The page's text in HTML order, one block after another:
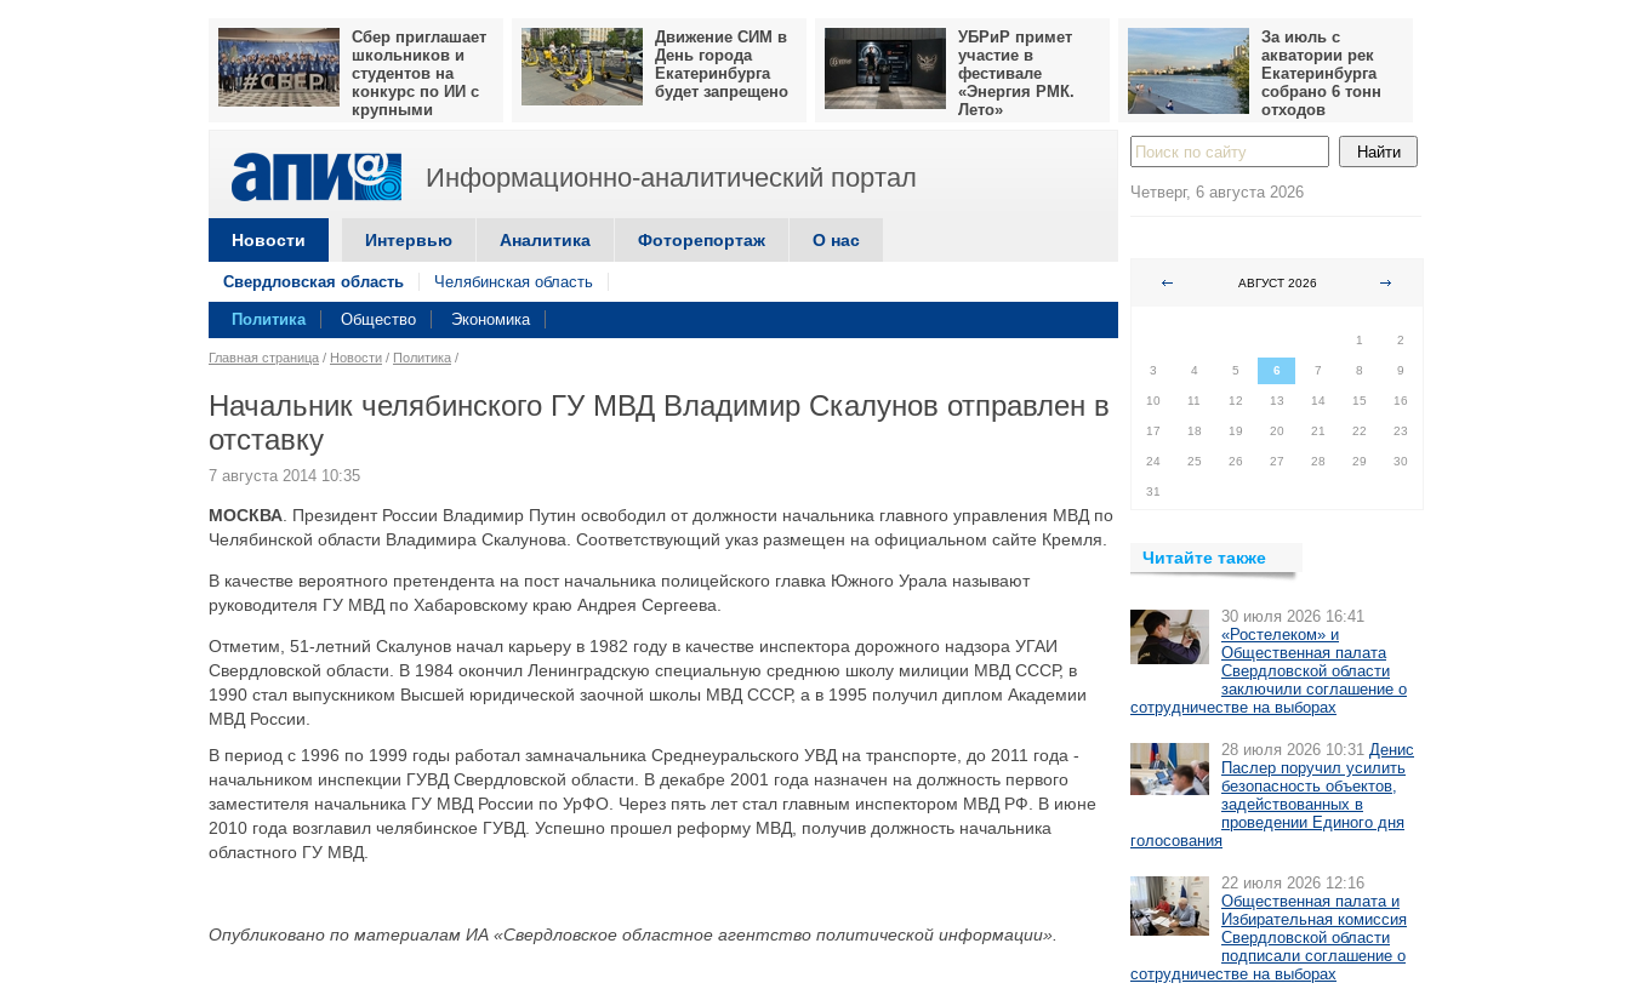
Сбер приглашает
школьников и
студентов на
конкурс по ИИ с
крупными
Движение СИМ в
День города
Екатеринбурга
будет запрещено
УБРиР примет
участие в
фестивале
«Энергия РМК.
Лето»
За июль с
акватории рек
Екатеринбурга
собрано 6 тонн
отходов
Информационно-аналитический портал
Новости Интервью Аналитика Фоторепортаж О нас
Свердловская область Челябинская область
Политика Общество Экономика
Главная страница / Новости / Политика /
Начальник челябинского ГУ МВД Владимир Скалунов отправлен в
отставку
7 августа 2014 10:35
МОСКВА . Президент России Владимир Путин освободил от должности начальника главного управления МВД по
Челябинской области Владимира Скалунова. Соответствующий указ размещен на официальном сайте Кремля.
В качестве вероятного претендента на пост начальника полицейского главка Южного Урала называют
руководителя ГУ МВД по Хабаровскому краю Андрея Сергеева.
Отметим, 51-летний Скалунов начал карьеру в 1982 году в качестве инспектора дорожного надзора УГАИ
Свердловской области. В 1984 окончил Ленинградскую специальную среднюю школу милиции МВД СССР, в
1990 стал выпускником Высшей юридической заочной школы МВД СССР, а в 1995 получил диплом Академии
МВД России.
В период с 1996 по 1999 годы работал замначальника Среднеуральского УВД на транспорте, до 2011 года -
начальником инспекции ГУВД Свердловской области. В декабре 2001 года назначен на должность первого
заместителя начальника ГУ МВД России по УрФО. Через пять лет стал главным инспектором МВД РФ. В июне
2010 года возглавил челябинское ГУВД. Успешно прошел реформу МВД, получив должность начальника
областного ГУ МВД.
Опубликовано по материалам ИА «Свердловское областное агентство политической информации».
Четверг, 6 августа 2026
АВГУСТ 2026
1
2
3 4 5 6 7 8 9
10 11 12 13 14 15 16
17 18 19 20 21 22 23
24 25 26 27 28 29 30
31
Читайте также
30 июля 2026 16:41
«Ростелеком» и
Общественная палата
Свердловской области
заключили соглашение о
сотрудничестве на выборах
28 июля 2026 10:31 Денис
Паслер поручил усилить
безопасность объектов,
задействованных в
проведении Единого дня
голосования
22 июля 2026 12:16
Общественная палата и
Избирательная комиссия
Свердловской области
подписали соглашение о
сотрудничестве на выборах